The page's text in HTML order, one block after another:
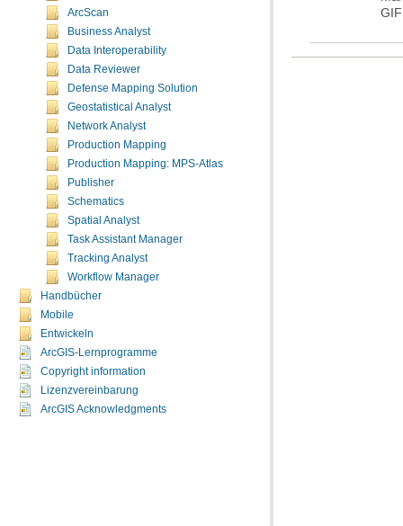
ArcScan
Business Analyst
Data Interoperability
Data Reviewer
Defense Mapping Solution
Geostatistical Analyst
Network Analyst
Production Mapping
Production Mapping: MPS-Atlas
Publisher
Schematics
Spatial Analyst
Task Assistant Manager
Tracking Analyst
Workflow Manager
Handbücher
Mobile
Entwickeln
ArcGIS-Lernprogramme
Copyright information
Lizenzvereinbarung
ArcGIS Acknowledgments